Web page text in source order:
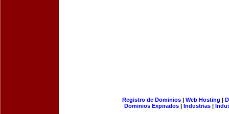
Registro de Dominios| Web Hosting |
Dominios Expirados | Industrias |